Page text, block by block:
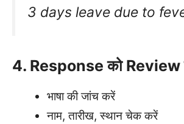
3 days leave due to
4. Response को Review
भाषा की जांच करें
नाम, तारीख, स्थान चेक करें